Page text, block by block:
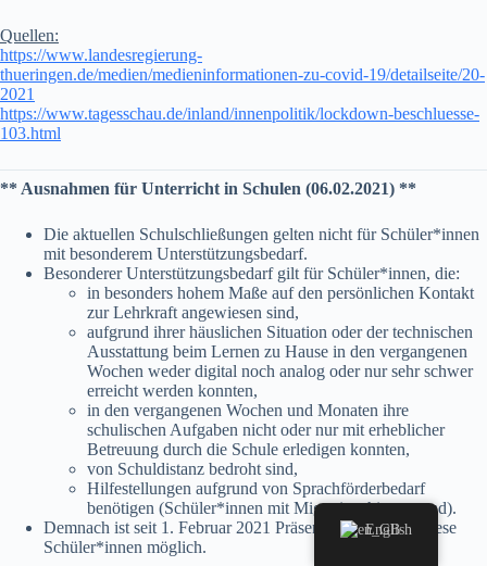
Quellen:
https://www.landesregierung-
thueringen.de/medien/medieninformationen-zu-covid-19/detailseite/20-
2021
https://www.tagesschau.de/inland/innenpolitik/lockdown-beschluesse-
103.html
** Ausnahmen für Unterricht in Schulen (06.02.2021) **
Die aktuellen Schulschließungen gelten nicht für Schüler*innen
mit besonderem Unterstützungsbedarf.
Besonderer Unterstützungsbedarf gilt für Schüler*innen, die:
in besonders hohem Maße auf den persönlichen Kontakt
zur Lehrkraft angewiesen sind,
aufgrund ihrer häuslichen Situation oder der technischen
Ausstattung beim Lernen zu Hause in den vergangenen
Wochen weder digital noch analog oder nur sehr schwer
erreicht werden konnten,
in den vergangenen Wochen und Monaten ihre
schulischen Aufgaben nicht oder nur mit erheblicher
Betreuung durch die Schule erledigen konnten,
von Schuldistanz bedroht sind,
Hilfestellungen aufgrund von Sprachförderbedarf
benötigen (Schüler*innen mit Migrationshintergrund).
Demnach ist seit 1. Februar 2021 Präsenzunterricht für diese
Schüler*innen möglich.
English